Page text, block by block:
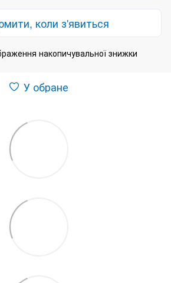
коли з'явиться
накопичувальної знижки
У обране